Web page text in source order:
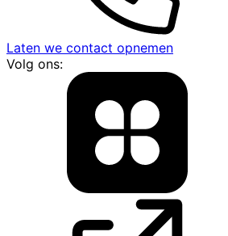
Laten we contact opnemen
Volg ons: